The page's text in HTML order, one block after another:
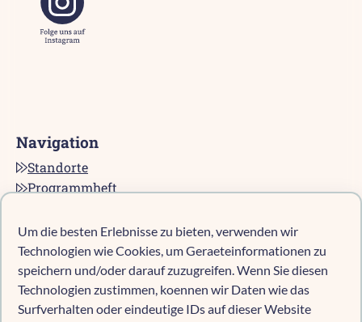
Um die besten Erlebnisse zu bieten, verwenden wir
Technologien wie Cookies, um Geraeteinformationen zu
speichern und/oder darauf zuzugreifen. Wenn Sie diesen
Technologien zustimmen, koennen wir Daten wie das
Surfverhalten oder eindeutige IDs auf dieser Website
Navigation
Standorte
Programmheft
Karriere bei pro multis
Impressum
Datenschutz
Cookie-Richtlinie (EU)